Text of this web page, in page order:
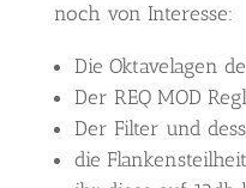
noch von Interesse:
Die Oktavelagen
Der REQ MOD
Der Filter und
die